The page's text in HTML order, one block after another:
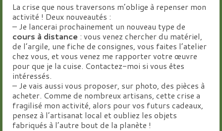
La crise que nous traversons m’oblige à repenser mon
activité ! Deux nouveautés :
– Je lancerai prochainement un nouveau type de
cours à distance : vous venez chercher du matériel,
de l’argile, une fiche de consignes, vous faites l’atelier
chez vous, et vous venez me rapporter votre œuvre
pour que je la cuise. Contactez-moi si vous êtes
intéressés.
– Je vais aussi vous proposer, sur photo, des pièces à
acheter. Comme de nombreux artisans, cette crise a
fragilisé mon activité, alors pour vos futurs cadeaux,
pensez à l’artisanat local et oubliez les objets
fabriqués à l’autre bout de la planète !